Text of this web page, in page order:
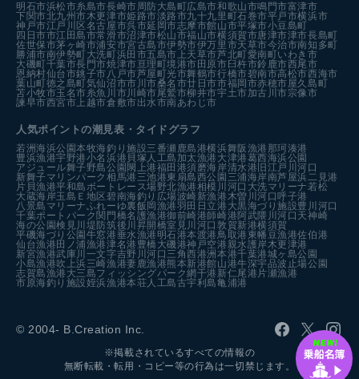
明石市浜松市糸島市長崎市周防大島町広島市和歌山市鳴門市富津市
下関市北九州市木更津市姫路市淡路市九十九里町石巻市平戸市横浜市
神戸市江戸川区 名古屋市呉市延岡市志摩市館山市平塚市小豆島町
四日市市江田島市常滑市沼津市松山市福山市横須賀市唐津市津市長島町
佐世保市茅ヶ崎市浦安市宮古島市伊勢市伊万里市天草市今治市南知多町
勝浦市南伊勢町大洗町浜田市五島市 上天草市芦北町愛南町いわき市
大磯町千葉市長門市焼津市亘理町境港市 田原市 臼杵市鈴鹿市西尾市
恩納村仙台市銚子市八戸市芦屋町光市舞鶴市行橋市碧南市高松市西海市
葉山町徳之島町気仙沼市市川市桑名市廿日市市福岡市赤穂市屋久島町
苫小牧市玉名市糸魚川市川崎市尾鷲市柳井市宇土市加古川市宗像市
諫早市西宮市 上越市倉敷市出水市南あわじ市
人気ポイントの潮見表・タイドグラフ
若洲海浜公園本牧海釣り施設三番瀬 鹿島港横浜舞阪漁港 那珂湊港
豊浜漁港宇野港小名浜港 貝塚人工島 加太漁港 大津港葛西海浜公園
アジュール舞子野島公園 閖上港福田港須磨海岸清水港 旧江戸川河口
新舞子マリンパーク 相馬港 三池港東扇島西公園 三浦海岸南芦屋浜二見港
片貝漁港平和島ボートレース場野北漁港相模川河口 大洗マリーナ若松
大蔵海岸玉島Ｅ地区 碧南海釣り広場波崎新漁港木曽川河口 呼子港
八景島マリーナふれーゆ裏飯岡漁港羽田 日立港 大黒海づり施設豊川河口
千葉ポートパーク 関門橋名護漁港御前崎港師崎港 阿武隈川河口 天神崎
海の公園検見川堤防筑後川昇開橋室見川河口敦賀新港横須賀
平磯海づり公園 牛窓港垂水漁港 明石港本渡港鳥取港 東幡豆漁港佐伯港
仙台漁港 田ノ浦漁港津名港 豊橋 大磯港神戸空港親水護岸木更津港
新宮漁港武庫川一文字吉野川河口 三角西港洲本港千葉港城ヶ島公園
小島漁港吹上浜三崎漁港妻鹿漁港熊本新港館山港牛深宇品波止場公園
志賀島漁港 大三島フィッシングパーク網干港 新仁尾港 片瀬漁港
市原海釣り施設姪浜漁港本荘人工島古宇利島亀浦港
© 2004- B.Creation Inc.
※掲載されているすべての情報の
無断転載・転用・コピー等の行為は一切禁じます。